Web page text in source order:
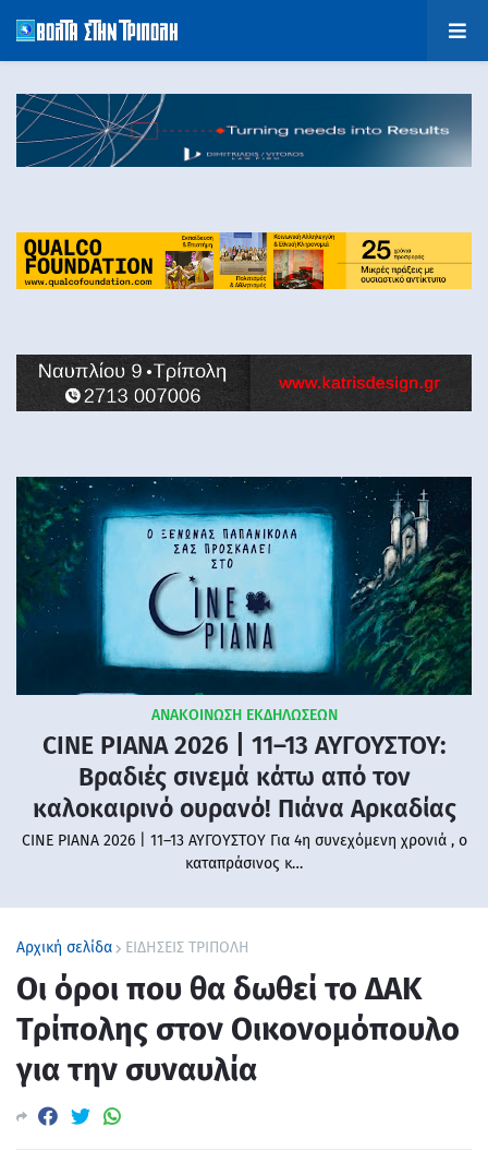
ΑΝΑΚΟΙΝΩΣΗ ΕΚΔΗΛΩΣΕΩΝ
CINE PIANA 2026 | 11–13 ΑΥΓΟΥΣΤΟΥ:
Βραδιές σινεμά κάτω από τον
καλοκαιρινό ουρανό! Πιάνα Αρκαδίας
CINE PIANA 2026 | 11–13 ΑΥΓΟΥΣΤΟΥ Για 4η συνεχόμενη χρονιά , ο
καταπράσινος κ…
Αρχική σελίδα ΕΙΔΗΣΕΙΣ ΤΡΙΠΟΛΗ
Οι όροι που θα δωθεί το ΔΑΚ
Τρίπολης στον Οικονομόπουλο
για την συναυλία